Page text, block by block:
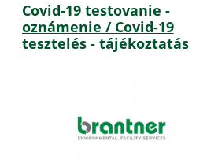
Covid-19 testovanie -
oznámenie / Covid-19
tesztelés - tájékoztatás